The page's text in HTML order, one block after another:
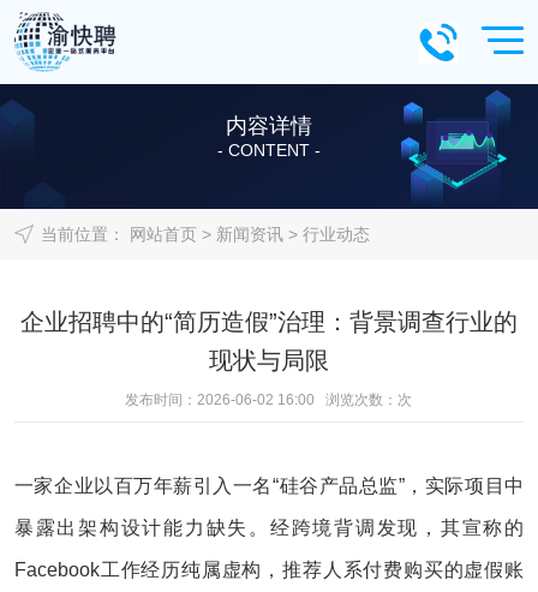
内容详情
- CONTENT -
当前位置： 网站首页> 新闻资讯> 行业动态
企业招聘中的“简历造假”治理：背景调查行业的
现状与局限
发布时间：2026-06-02 16:00 浏览次数： 次
一家企业以百万年薪引入一名“硅谷产品总监”，实际项目中
暴露出架构设计能力缺失。经跨境背调发现，其宣称的
Facebook工作经历纯属虚构，推荐人系付费购买的虚假账